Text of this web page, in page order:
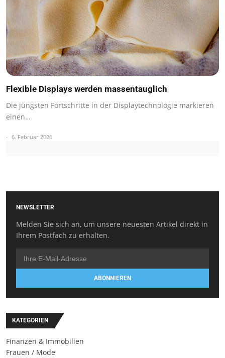
Flexible Displays werden massentauglich
Die jüngsten Fortschritte in der Displaytechnologie markieren
einen…
6. Februar 2026
NEWSLETTER
Melden Sie sich an, um unsere neuesten Artikel direkt in
Ihrem Postfach zu erhalten.
ABONNIEREN
KATEGORIEN
Finanzen & Immobilien
Frauen / Mode